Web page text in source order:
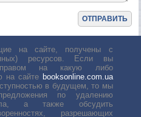
на сайте, получены с
ресурсов. Если вы
правом на какую либо
на сайте booksonline.com.ua
в будущем, то мы
по удалению
а также обсудить
разрешающих